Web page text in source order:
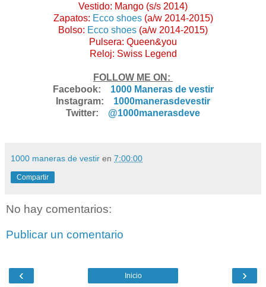
Vestido: Mango (s/s 2014)
Zapatos: Ecco shoes(a/w 2014-2015)
Bolso: Ecco shoes (a/w 2014-2015)
Pulsera: Queen&you
Reloj: Swiss Legend
FOLLOW ME ON:
Facebook: 1000 Maneras de vestir
Instagram: 1000manerasdevestir
Twitter: @1000manerasdeve
1000 maneras de vestir en 7:00:00
Compartir
No hay comentarios:
Publicar un comentario
‹ ›
Inicio